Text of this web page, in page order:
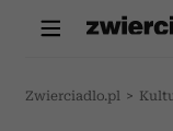
Zwierciadlo.pl >